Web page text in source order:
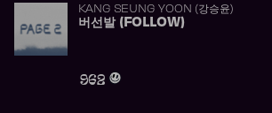
KANG SEUNG YOON (강승윤)
버선발 (FOLLOW)
962